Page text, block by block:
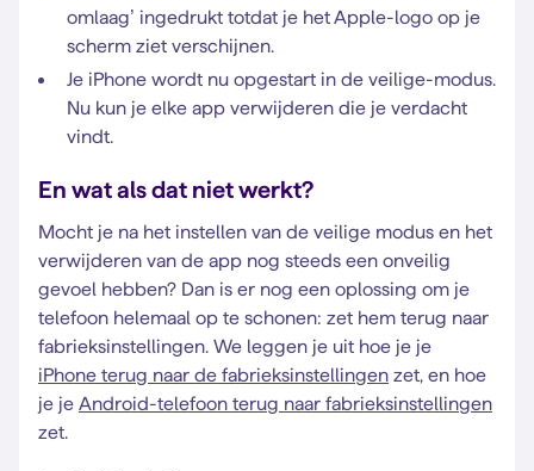
omlaag’ ingedrukt totdat je het Apple-logo op je
scherm ziet verschijnen.
Je iPhone wordt nu opgestart in de veilige-modus.
Nu kun je elke app verwijderen die je verdacht
vindt.
En wat als dat niet werkt?
Mocht je na het instellen van de veilige modus en het
verwijderen van de app nog steeds een onveilig
gevoel hebben? Dan is er nog een oplossing om je
telefoon helemaal op te schonen: zet hem terug naar
fabrieksinstellingen. We leggen je uit hoe je je
iPhone terug naar de fabrieksinstellingen zet, en hoe
je je Android-telefoon terug naar fabrieksinstellingen
zet.